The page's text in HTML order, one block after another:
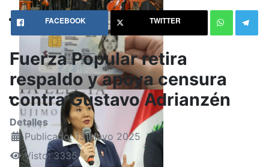
FACEBOOK TWITTER
Fuerza Popular retira
respaldo y apoya censura
contra Gustavo Adrianzén
Detalles
Publicado: 13 Mayo 2025
Visto: 3335